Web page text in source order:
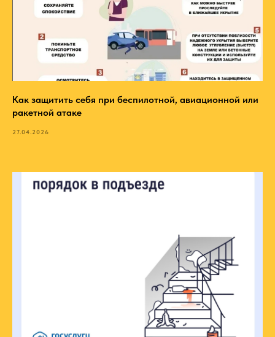
Как защитить себя при беспилотной, авиационной или
ракетной атаке
27.04.2026